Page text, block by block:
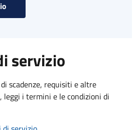
servizio
scadenze, requisiti e altre
i termini e le condizioni di